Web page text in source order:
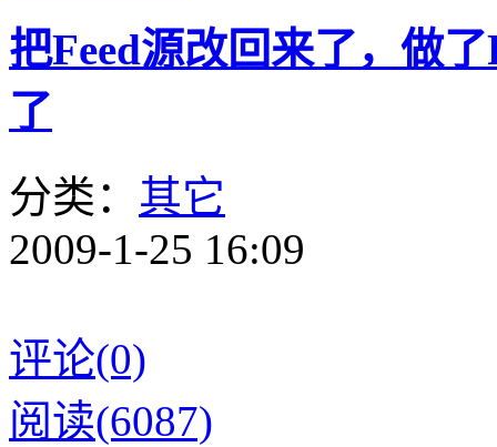
把Feed源改回来了，做
了
分类： 其它
2009-1-25 16:09
评论(0)
阅读(6087)